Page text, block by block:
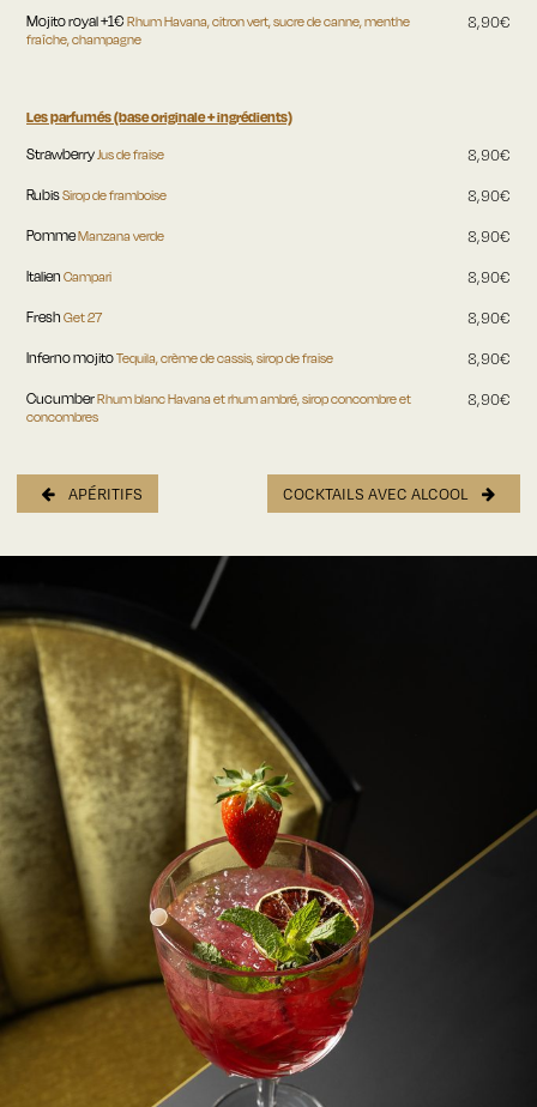
Mojito royal +1€Rhum Havana, citron vert, sucre de canne, menthe
fraîche, champagne
8,90€
Les parfumés (base originale + ingrédients)
StrawberryJus de fraise
8,90€
RubisSirop de framboise
8,90€
PommeManzana verde
8,90€
ItalienCampari
8,90€
FreshGet 27
8,90€
Inferno mojitoTequila, crème de cassis, sirop de fraise
8,90€
CucumberRhum blanc Havana et rhum ambré, sirop concombre et
concombres
8,90€
APÉRITIFS COCKTAILS AVEC ALCOOL